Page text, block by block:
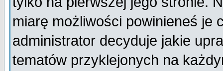
miarę możliwości powinieneś je
administrator decyduje jakie
tematów przyklejonych na